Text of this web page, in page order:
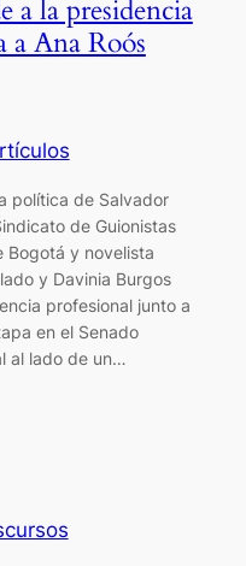
a la presidencia
a Ana Roós
política de Salvador
de Guionistas
Bogotá y novelista
y Davinia Burgos
profesional junto a
en el Senado
al lado de un…